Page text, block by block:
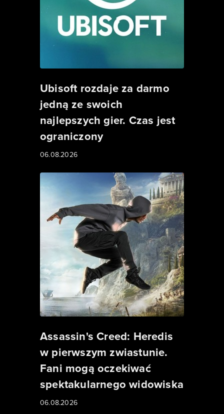
Ubisoft rozdaje za darmo
jedną ze swoich
najlepszych gier. Czas jest
ograniczony
06.08.2026
Assassin's Creed: Heredis
w pierwszym zwiastunie.
Fani mogą oczekiwać
spektakularnego widowiska
06.08.2026